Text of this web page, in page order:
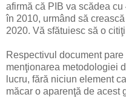
afirmă că PIB va scădea
în 2010, urmând să
2020. Vă sfătuiesc să o
Respectivul document
menţionarea metodologiei
lucru, fără niciun element
măcar o aparenţă de acest